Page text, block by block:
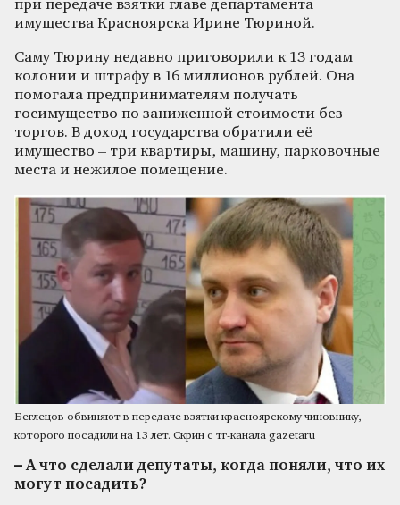
при передаче взятки главе департамента
имущества Красноярска Ирине Тюриной.
Саму Тюрину недавно приговорили к 13 годам
колонии и штрафу в 16 миллионов рублей. Она
помогала предпринимателям получать
госимущество по заниженной стоимости без
торгов. В доход государства обратили её
имущество – три квартиры, машину, парковочные
места и нежилое помещение.
Беглецов обвиняют в передаче взятки красноярскому чиновнику,
которого посадили на 13 лет. Скрин с тг-канала gazetaru
– А что сделали депутаты, когда поняли, что их
могут посадить?